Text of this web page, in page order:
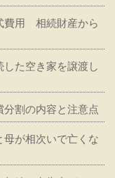
費用 相続財産から
た空き家を譲渡し
割の内容と注意点
が相次いで亡くな